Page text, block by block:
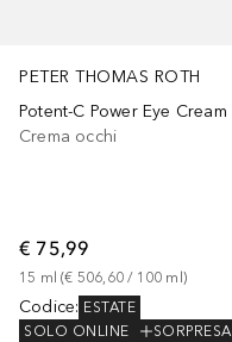
PETER THOMAS ROTH
Potent-C Power Eye Cream
Crema occhi
€ 75,99
15 ml (€ 506,60 / 100 ml )
Codice: ESTATE
SOLO ONLINE
SORPRESA